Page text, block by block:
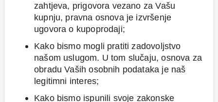
zahtjeva, prigovora vezano za Vašu
kupnju, pravna osnova je izvršenje
ugovora o kupoprodaji;
Kako bismo mogli pratiti zadovoljstvo
našom uslugom. U tom slučaju, osnova za
obradu Vaših osobnih podataka je naš
legitimni interes;
Kako bismo ispunili svoje zakonske